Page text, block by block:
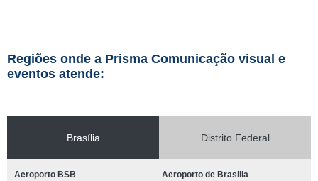
Regiões onde a Prisma Comunicação visual e
eventos atende:
Brasília Distrito Federal
Aeroporto BSB Aeroporto de Brasilia